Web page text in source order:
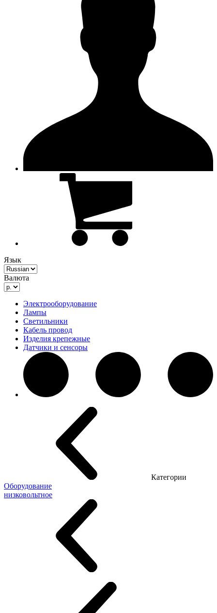
Язык
Валюта
Электрооборудование
Лампы
Светильники
Кабель провод
Изделия крепежные
Датчики и сенсоры
Категории
Оборудование
низковольтное